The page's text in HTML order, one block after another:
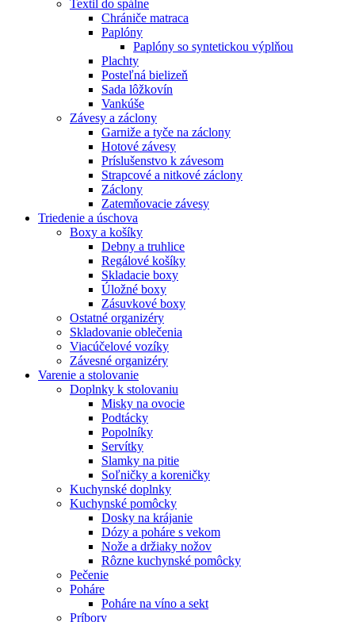
Textil do spálne
Chrániče matraca
Paplóny
Paplóny so syntetickou výplňou
Plachty
Posteľná bielizeň
Sada lôžkovín
Vankúše
Závesy a záclony
Garniže a tyče na záclony
Hotové závesy
Príslušenstvo k závesom
Strapcové a nitkové záclony
Záclony
Zatemňovacie závesy
Triedenie a úschova
Boxy a košíky
Debny a truhlice
Regálové košíky
Skladacie boxy
Úložné boxy
Zásuvkové boxy
Ostatné organizéry
Skladovanie oblečenia
Viacúčelové vozíky
Závesné organizéry
Varenie a stolovanie
Doplnky k stolovaniu
Misky na ovocie
Podtácky
Popolníky
Servítky
Slamky na pitie
Soľničky a koreničky
Kuchynské doplnky
Kuchynské pomôcky
Dosky na krájanie
Dózy a poháre s vekom
Nože a držiaky nožov
Rôzne kuchynské pomôcky
Pečenie
Poháre
Poháre na víno a sekt
Príbory